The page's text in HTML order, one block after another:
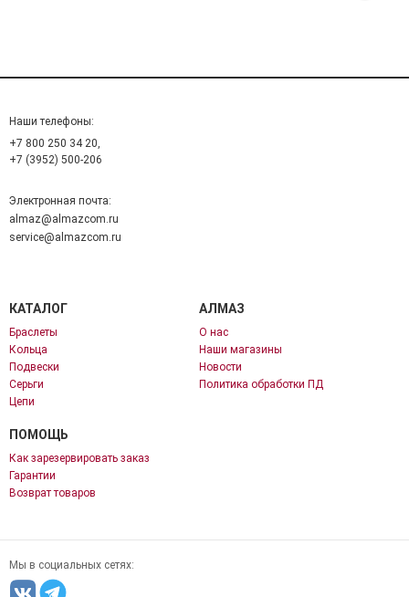
Наши телефоны:
+7 800 250 34 20,
+7 (3952) 500-206
Электронная почта:
almaz@almazcom.ru
service@almazcom.ru
КАТАЛОГ
Браслеты
Кольца
Подвески
Серьги
Цепи
АЛМАЗ
О нас
Наши магазины
Новости
Политика обработки ПД
ПОМОЩЬ
Как зарезервировать заказ
Гарантии
Возврат товаров
Мы в социальных сетях: